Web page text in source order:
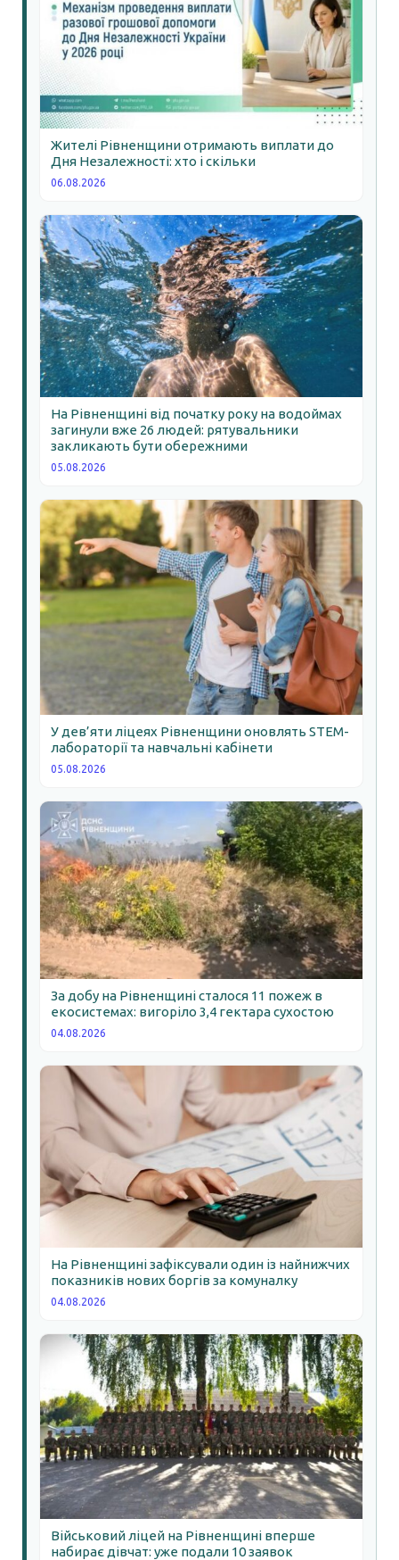
Жителі Рівненщини отримають виплати до
Дня Незалежності: хто і скільки
06.08.2026
На Рівненщині від початку року на водоймах
загинули вже 26 людей: рятувальники
закликають бути обережними
05.08.2026
У дев’яти ліцеях Рівненщини оновлять STEM-
лабораторії та навчальні кабінети
05.08.2026
За добу на Рівненщині сталося 11 пожеж в
екосистемах: вигоріло 3,4 гектара сухостою
04.08.2026
На Рівненщині зафіксували один із найнижчих
показників нових боргів за комуналку
04.08.2026
Військовий ліцей на Рівненщині вперше
набирає дівчат: уже подали 10 заявок